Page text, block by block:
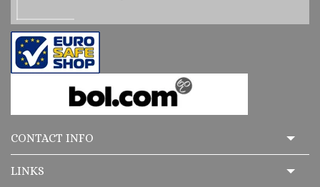
CONTACT INFO
LINKS